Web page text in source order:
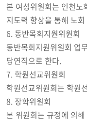
본 여성위원회는 인천노
지도력 향상을 통해 노
6. 동반목회지원위원회
동반목회지원위원회 업
당연직으로 한다.
7. 학원선교위원회
학원선교위원회는 학원
8. 장학위원회
본 위원회는 규정에 의